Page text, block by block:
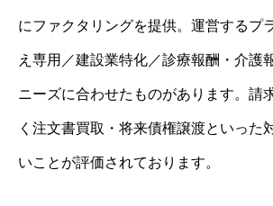
にファクタリングを提供。運営するプ
え専用／建設業特化／診療報酬・介護
ニーズに合わせたものがあります。請
く注文書買取・将来債権譲渡といった
いことが評価されております。